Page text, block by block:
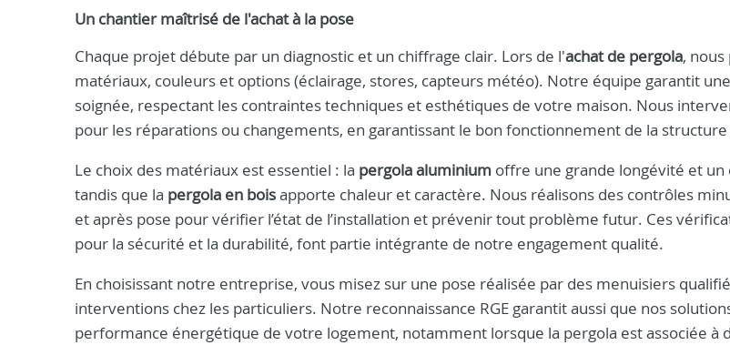
Un chantier maîtrisé de l'achat à la pose
Chaque projet débute par un diagnostic et un chiffrage clair. Lors de l'achat de pergola,
matériaux, couleurs et options (éclairage, stores, capteurs météo). Notre équipe garantit une
soignée, respectant les contraintes techniques et esthétiques de votre maison. Nous
pour les réparations ou changements, en garantissant le bon fonctionnement de la
Le choix des matériaux est essentiel : la pergola aluminium offre une grande longévité et
tandis que la pergola en boisapporte chaleur et caractère. Nous réalisons des contrôles
et après pose pour vérifier l’état de l’installation et prévenir tout problème futur. Ces
pour la sécurité et la durabilité, font partie intégrante de notre engagement qualité.
En choisissant notre entreprise, vous misez sur une pose réalisée par des menuisiers
interventions chez les particuliers. Notre reconnaissance RGE garantit aussi que nos
performance énergétique de votre logement, notamment lorsque la pergola est associée à